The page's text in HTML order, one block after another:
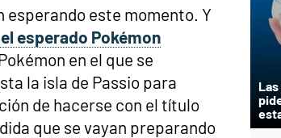
esperando este momento. Y
esperado Pokémon
en el que se
la isla de Passio para
de hacerse con el título
que se vayan preparando